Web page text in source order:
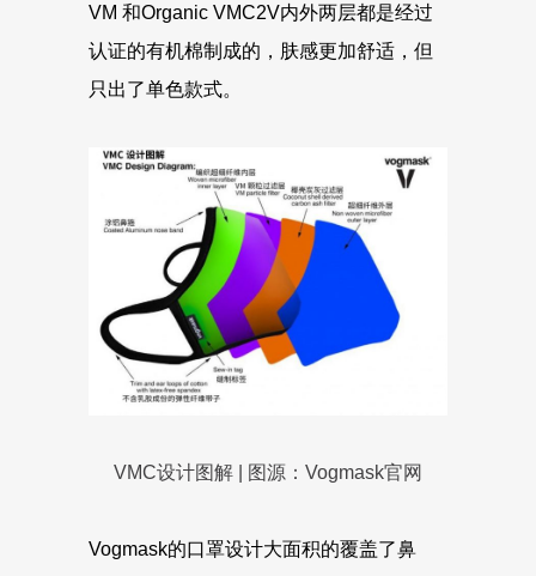
VM 和Organic VMC2V内外两层都是经过
认证的有机棉制成的，肤感更加舒适，但
只出了单色款式。
VMC设计图解 | 图源：Vogmask官网
Vogmask的口罩设计大面积的覆盖了鼻